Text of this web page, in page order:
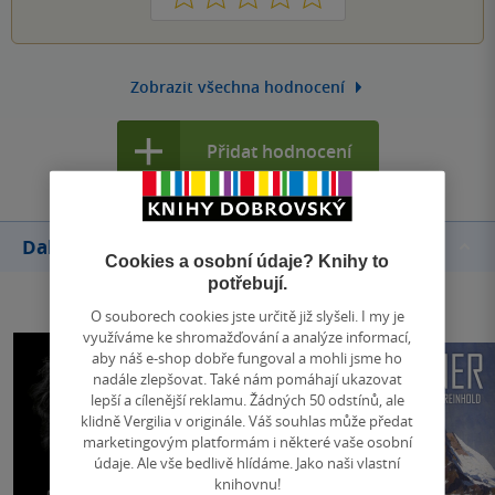
Zobrazit všechna hodnocení
Přidat hodnocení
Další knihy autora
Cookies a osobní údaje? Knihy to
potřebují.
O souborech cookies jste určitě již slyšeli. I my je
využíváme ke shromažďování a analýze informací,
aby náš e-shop dobře fungoval a mohli jsme ho
nadále zlepšovat. Také nám pomáhají ukazovat
lepší a cílenější reklamu. Žádných 50 odstínů, ale
klidně Vergilia v originále. Váš souhlas může předat
marketingovým platformám i některé vaše osobní
údaje. Ale vše bedlivě hlídáme. Jako naši vlastní
knihovnu!